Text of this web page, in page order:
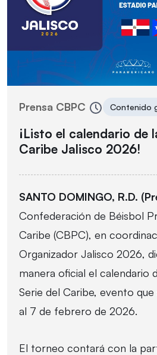
Prensa CBPC Contenido
¡Listo el calendario de
Caribe Jalisco 2026!
SANTO DOMINGO, R.D.
Confederación de Béisbol
Caribe (CBPC), en
Organizador Jalisco 2026,
manera oficial el calendario
Serie del Caribe, evento que
al 7 de febrero de 2026.
El torneo contará con la